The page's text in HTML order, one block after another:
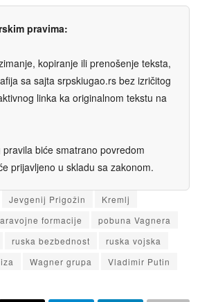
pravima:
kopiranje ili prenošenje teksta,
sa sajta srpskiugao.rs bez izričitog
linka ka originalnom tekstu na
biće smatrano povredom
prijavljeno u skladu sa zakonom.
Jevgenij Prigožin
Kremlj
formacije
pobuna Vagnera
ruska bezbednost
ruska vojska
Wagner grupa
Vladimir Putin